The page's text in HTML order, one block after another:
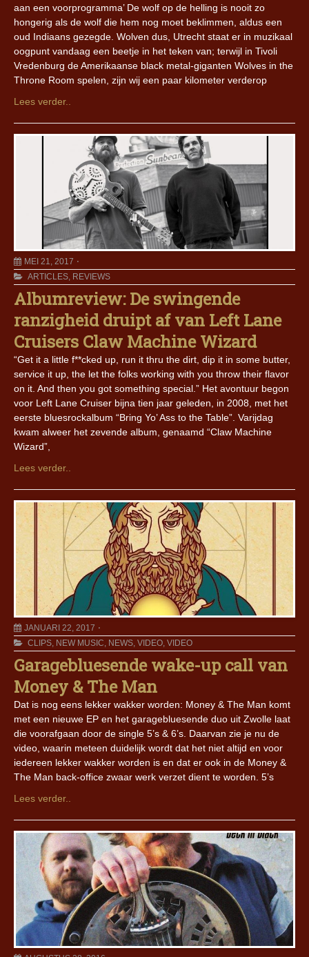
aan een voorprogramma’ De wolf op de helling is nooit zo
hongerig als de wolf die hem nog moet beklimmen, aldus een
oud Indiaans gezegde. Wolven dus, Utrecht staat er in muzikaal
oogpunt vandaag een beetje in het teken van; terwijl in Tivoli
Vredenburg de Amerikaanse black metal-giganten Wolves in the
Throne Room spelen, zijn wij een paar kilometer verderop
Lees verder..
MEI 21, 2017
ARTICLES, REVIEWS
Albumreview: De swingende
ranzigheid druipt af van Left Lane
Cruisers Claw Machine Wizard
“Get it a little f**cked up, run it thru the dirt, dip it in some butter,
service it up, the let the folks working with you throw their flavor
on it. And then you got something special.” Het avontuur begon
voor Left Lane Cruiser bijna tien jaar geleden, in 2008, met het
eerste bluesrockalbum “Bring Yo’ Ass to the Table”. Varijdag
kwam alweer het zevende album, genaamd “Claw Machine
Wizard”,
Lees verder..
JANUARI 22, 2017
CLIPS, NEW MUSIC, NEWS, VIDEO, VIDEO
Garagebluesende wake-up call van
Money & The Man
Dat is nog eens lekker wakker worden: Money & The Man komt
met een nieuwe EP en het garagebluesende duo uit Zwolle laat
die voorafgaan door de single 5’s & 6’s. Daarvan zie je nu de
video, waarin meteen duidelijk wordt dat het niet altijd en voor
iedereen lekker wakker worden is en dat er ook in de Money &
The Man back-office zwaar werk verzet dient te worden. 5’s
Lees verder..